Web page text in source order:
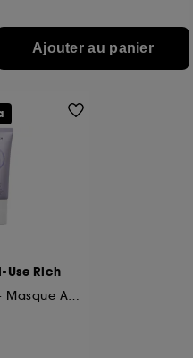
Ajouter au panier
Use Rich
Crème De Nuit + Masque Aux Céramides